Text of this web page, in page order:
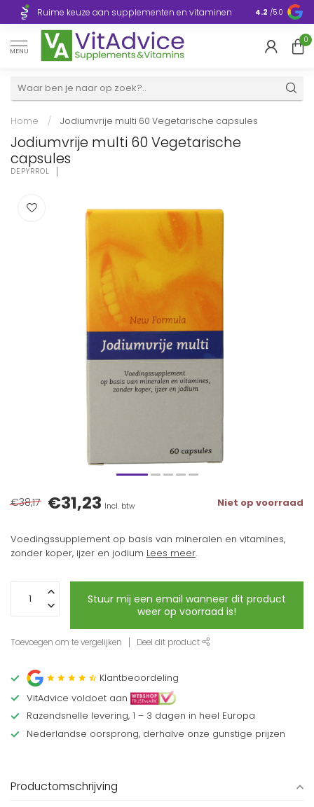
Razendsnelle levering, 1 – 3 dagen in heel
Europa Plasticvrije
4.2 /5.0
MENU
0
Home / Jodiumvrije multi 60 Vegetarische capsules
Jodiumvrije multi 60 Vegetarische
capsules
DEPYRROL
€38,17 €31,23 Incl. btw Niet op voorraad
Voedingssupplement op basis van mineralen en vitamines,
zonder koper, ijzer en jodium Lees meer.
Stuur mij een email wanneer dit product
weer op voorraad is!
Toevoegen om te vergelijken Deel dit product
Klantbeoordeling
VitAdvice voldoet aan
Razendsnelle levering, 1 – 3 dagen in heel Europa
Nederlandse oorsprong, derhalve onze gunstige prijzen
Productomschrijving